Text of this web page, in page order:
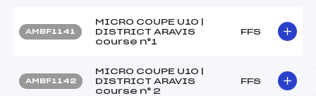
AMBF1141
MICRO COUPE U10 |
DISTRICT ARAVIS
course n°1
FFS
AMBF1142
MICRO COUPE U10 |
DISTRICT ARAVIS
course n° 2
FFS